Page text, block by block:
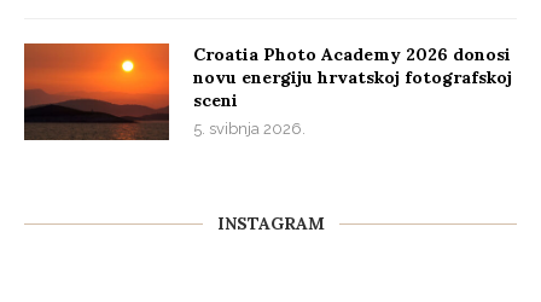
Croatia Photo Academy 2026 donosi
novu energiju hrvatskoj fotografskoj
sceni
5. svibnja 2026.
INSTAGRAM